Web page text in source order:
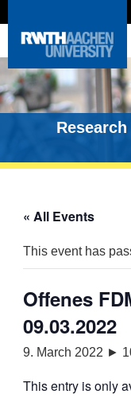
« All Events
This event has
Offenes
09.03.2022
9. March 2022 ►
This entry is only